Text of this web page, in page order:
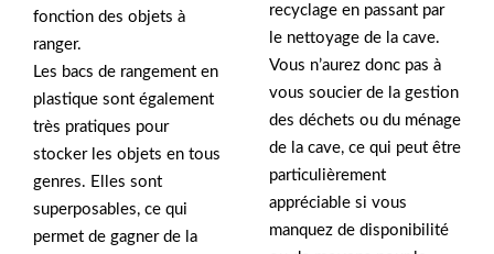
fonction des objets à
ranger.
Les bacs de rangement en
plastique sont également
très pratiques pour
stocker les objets en tous
genres. Elles sont
superposables, ce qui
permet de gagner de la
recyclage en passant par
le nettoyage de la cave.
Vous n’aurez donc pas à
vous soucier de la gestion
des déchets ou du ménage
de la cave, ce qui peut être
particulièrement
appréciable si vous
manquez de disponibilité